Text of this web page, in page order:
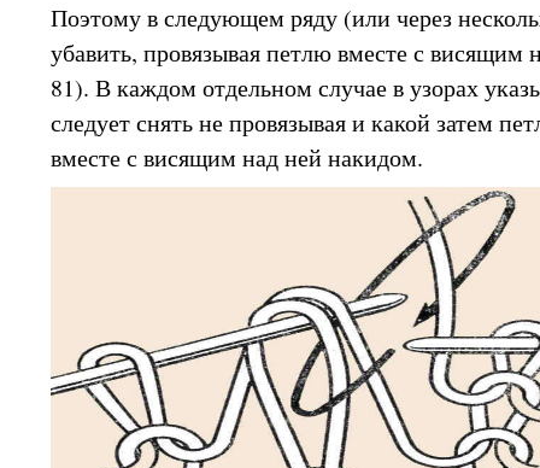
Поэтому в следующем ряду (или через
убавить, провязывая петлю вместе с висящим
81). В каждом отдельном случае в узорах
следует снять не провязывая и какой затем
вместе с висящим над ней накидом.